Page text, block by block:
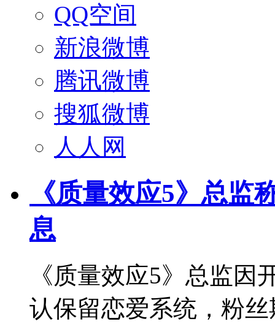
QQ空间
新浪微博
腾讯微博
搜狐微博
人人网
《质量效应5》总监
息
《质量效应5》总监
认保留恋爱系统，粉